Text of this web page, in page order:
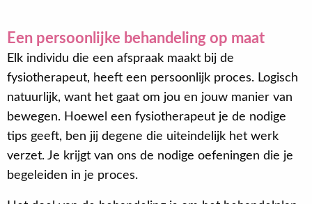
Een persoonlijke behandeling op maat
Elk individu die een afspraak maakt bij de
fysiotherapeut, heeft een persoonlijk proces. Logisch
natuurlijk, want het gaat om jou en jouw manier van
bewegen. Hoewel een fysiotherapeut je de nodige
tips geeft, ben jij degene die uiteindelijk het werk
verzet. Je krijgt van ons de nodige oefeningen die je
begeleiden in je proces.